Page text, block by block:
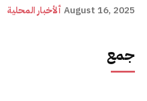
ألأخبار المحلية August 16, 2025
جمع